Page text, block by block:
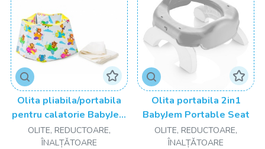
Olita pliabila/portabila
pentru calatorie BabyJem
Carton Travel Potty
OLITE, REDUCTOARE,
ÎNALȚǍTOARE
Olita portabila 2in1
BabyJem Portable Seat
OLITE, REDUCTOARE,
ÎNALȚǍTOARE